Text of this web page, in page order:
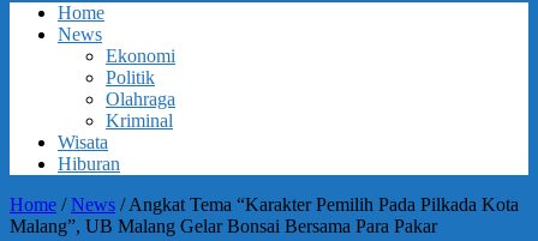
Home
News
Ekonomi
Politik
Olahraga
Kriminal
Wisata
Hiburan
Home /News /Angkat Tema “Karakter Pemilih Pada Pilkada Kota
Malang”, UB Malang Gelar Bonsai Bersama Para Pakar